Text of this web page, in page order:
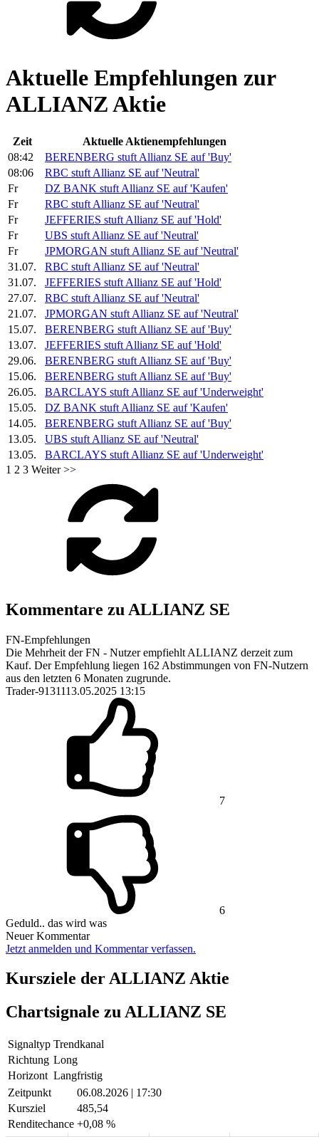
Aktuelle Empfehlungen zur
ALLIANZ Aktie
Zeit
Aktuelle Aktienempfehlungen
08:42
BERENBERG stuft Allianz SE auf 'Buy'
08:06
RBC stuft Allianz SE auf 'Neutral'
Fr
DZ BANK stuft Allianz SE auf 'Kaufen'
Fr
RBC stuft Allianz SE auf 'Neutral'
Fr
JEFFERIES stuft Allianz SE auf 'Hold'
Fr
UBS stuft Allianz SE auf 'Neutral'
Fr
JPMORGAN stuft Allianz SE auf 'Neutral'
31.07.
RBC stuft Allianz SE auf 'Neutral'
31.07.
JEFFERIES stuft Allianz SE auf 'Hold'
27.07.
RBC stuft Allianz SE auf 'Neutral'
21.07.
JPMORGAN stuft Allianz SE auf 'Neutral'
15.07.
BERENBERG stuft Allianz SE auf 'Buy'
13.07.
JEFFERIES stuft Allianz SE auf 'Hold'
29.06.
BERENBERG stuft Allianz SE auf 'Buy'
15.06.
BERENBERG stuft Allianz SE auf 'Buy'
26.05.
BARCLAYS stuft Allianz SE auf 'Underweight'
15.05.
DZ BANK stuft Allianz SE auf 'Kaufen'
14.05.
BERENBERG stuft Allianz SE auf 'Buy'
13.05.
UBS stuft Allianz SE auf 'Neutral'
13.05.
BARCLAYS stuft Allianz SE auf 'Underweight'
1 2 3 Weiter >>
Kommentare zu ALLIANZ SE
FN-Empfehlungen
Die Mehrheit der FN - Nutzer empfiehlt ALLIANZ derzeit zum
Kauf. Der Empfehlung liegen 162 Abstimmungen von FN-Nutzern
aus den letzten 6 Monaten zugrunde.
Trader-9131113.05.2025 13:15
7
6
Geduld.. das wird was
Neuer Kommentar
Jetzt anmelden und Kommentar verfassen.
Kursziele der ALLIANZ Aktie
Chartsignale zu ALLIANZ SE
Signaltyp Trendkanal
Richtung Long
Horizont Langfristig
Zeitpunkt
06.08.2026 | 17:30
Kursziel
485,54
Renditechance +0,08 %